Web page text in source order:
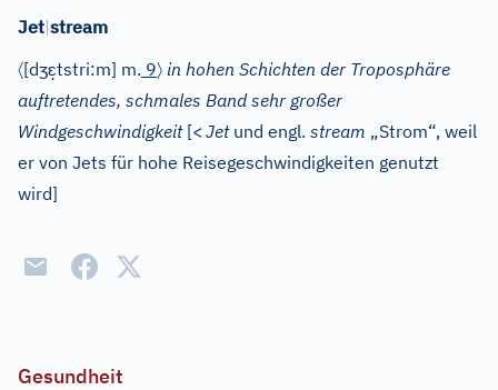
Jet|stream
〈[dʒɛ̣tstri:m] m. 9〉 in hohen Schichten der Troposphäre
auftretendes, schmales Band sehr großer
Windgeschwindigkeit[<Jetund engl. stream „Strom“, weil
er von Jets für hohe Reisegeschwindigkeiten genutzt
wird]
Gesundheit